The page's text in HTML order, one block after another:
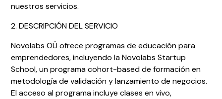
nuestros servicios.
2. DESCRIPCIÓN DEL SERVICIO
Novolabs OÜ ofrece programas de educación para
emprendedores, incluyendo la Novolabs Startup
School, un programa cohort-based de formación en
metodología de validación y lanzamiento de negocios.
El acceso al programa incluye clases en vivo,